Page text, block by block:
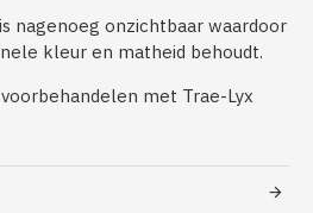
nagenoeg onzichtbaar waardoor
kleur en matheid behoudt.
met Trae-Lyx